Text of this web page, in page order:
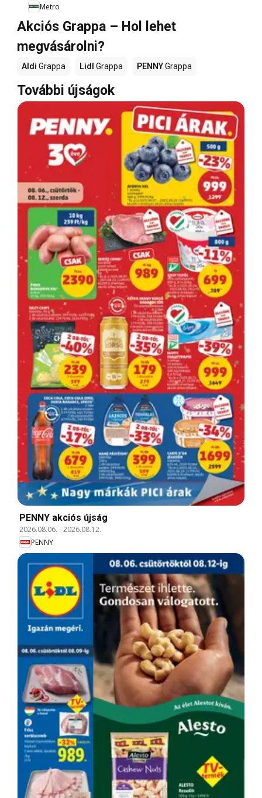
Metro
Akciós Grappa – Hol lehet
megvásárolni?
Aldi Grappa Lidl Grappa PENNYGrappa
További újságok
PENNY akciós újság
2026.08.06. -2026.08.12.
PENNY